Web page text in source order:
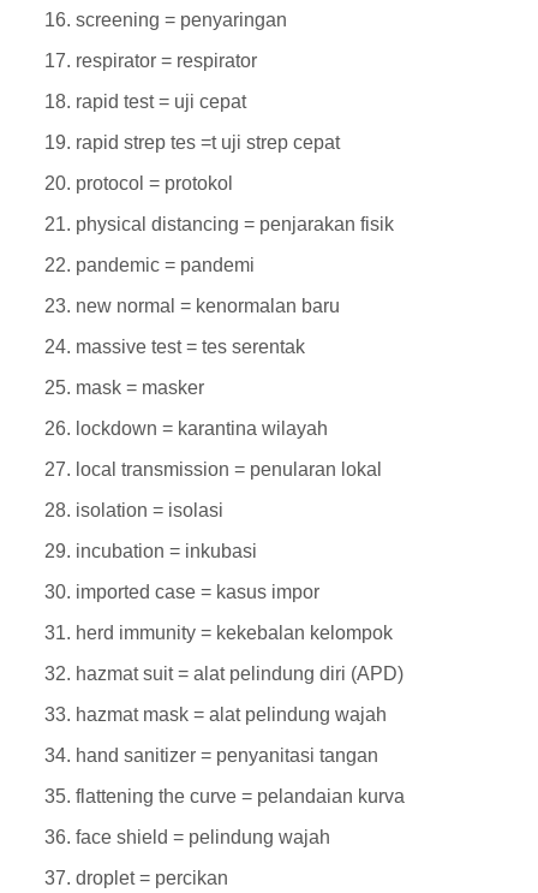
screening = penyaringan
respirator = respirator
rapid test = uji cepat
rapid strep tes =t uji strep cepat
protocol = protokol
physical distancing = penjarakan fisik
pandemic = pandemi
new normal = kenormalan baru
massive test = tes serentak
mask = masker
lockdown = karantina wilayah
local transmission = penularan lokal
isolation = isolasi
incubation = inkubasi
imported case = kasus impor
herd immunity = kekebalan kelompok
hazmat suit = alat pelindung diri (APD)
hazmat mask = alat pelindung wajah
hand sanitizer = penyanitasi tangan
flattening the curve = pelandaian kurva
face shield = pelindung wajah
droplet = percikan